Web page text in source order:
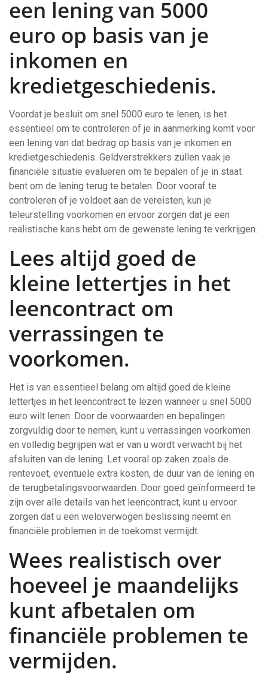
een lening van 5000
euro op basis van je
inkomen en
kredietgeschiedenis.
Voordat je besluit om snel 5000 euro te lenen, is het
essentieel om te controleren of je in aanmerking komt voor
een lening van dat bedrag op basis van je inkomen en
kredietgeschiedenis. Geldverstrekkers zullen vaak je
financiële situatie evalueren om te bepalen of je in staat
bent om de lening terug te betalen. Door vooraf te
controleren of je voldoet aan de vereisten, kun je
teleurstelling voorkomen en ervoor zorgen dat je een
realistische kans hebt om de gewenste lening te verkrijgen.
Lees altijd goed de
kleine lettertjes in het
leencontract om
verrassingen te
voorkomen.
Het is van essentieel belang om altijd goed de kleine
lettertjes in het leencontract te lezen wanneer u snel 5000
euro wilt lenen. Door de voorwaarden en bepalingen
zorgvuldig door te nemen, kunt u verrassingen voorkomen
en volledig begrijpen wat er van u wordt verwacht bij het
afsluiten van de lening. Let vooral op zaken zoals de
rentevoet, eventuele extra kosten, de duur van de lening en
de terugbetalingsvoorwaarden. Door goed geïnformeerd te
zijn over alle details van het leencontract, kunt u ervoor
zorgen dat u een weloverwogen beslissing neemt en
financiële problemen in de toekomst vermijdt.
Wees realistisch over
hoeveel je maandelijks
kunt afbetalen om
financiële problemen te
vermijden.